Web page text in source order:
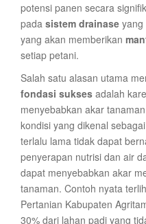
potensi panen secara
pada sistem drainase yang
yang akan memberikan
setiap petani.
Salah satu alasan utama
fondasi sukses adalah
menyebabkan akar
kondisi yang dikenal
terlalu lama tidak dapat
penyerapan nutrisi dan air
dapat menyebabkan akar
tanaman. Contoh nyata
Pertanian Kabupaten
30% dari lahan padi yang